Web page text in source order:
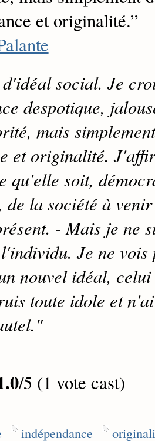
et originalité.”
social. Je
despotique,
mais
et originalité.
qu'elle soit,
de la société à
- Mais je ne
Je ne
nouvel idéal,
toute idole et
/5 (1 vote cast)
indépendance